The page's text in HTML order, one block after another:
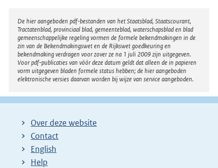
Disclaimer
De hier aangeboden pdf-bestanden van het Staatsblad, Staatscourant,
Tractatenblad, provinciaal blad, gemeenteblad, waterschapsblad en blad
gemeenschappelijke regeling vormen de formele bekendmakingen in de
zin van de Bekendmakingswet en de Rijkswet goedkeuring en
bekendmaking verdragen voor zover ze na 1 juli 2009 zijn uitgegeven.
Voor pdf-publicaties van vóór deze datum geldt dat alleen de in papieren
vorm uitgegeven bladen formele status hebben; de hier aangeboden
elektronische versies daarvan worden bij wijze van service aangeboden.
Over deze website
Contact
English
Help